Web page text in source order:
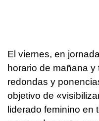
El viernes, en
horario de mañana
redondas y
objetivo de «
liderado feminino en